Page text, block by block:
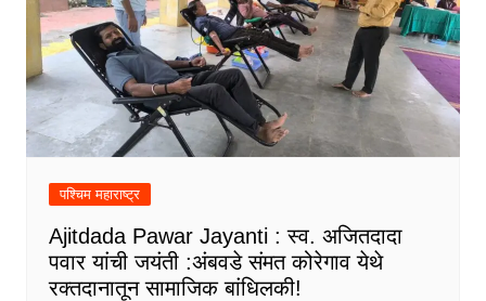
पश्चिम महाराष्ट्र
Ajitdada Pawar Jayanti : स्व. अजितदादा
पवार यांची जयंती :अंबवडे संमत कोरेगाव येथे
रक्तदानातून सामाजिक बांधिलकी!